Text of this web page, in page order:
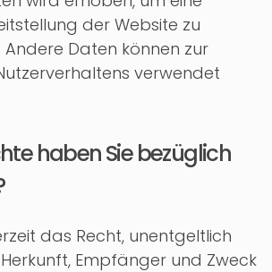
der Website zu
Daten können zur
verwendet
haben Sie bezüglich
das Recht, unentgeltlich
Empfänger und Zweck